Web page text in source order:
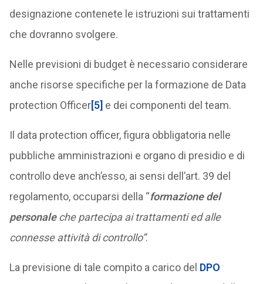
designazione contenete le istruzioni sui trattamenti
che dovranno svolgere.
Nelle previsioni di budget è necessario considerare
anche risorse specifiche per la formazione de Data
protection Officer[5] e dei componenti del team.
Il data protection officer, figura obbligatoria nelle
pubbliche amministrazioni e organo di presidio e di
controllo deve anch’esso, ai sensi dell’art. 39 del
regolamento, occuparsi della “formazione del
personaleche partecipa ai trattamenti ed alle
connesse attività di controllo”.
La previsione di tale compito a carico del DPO